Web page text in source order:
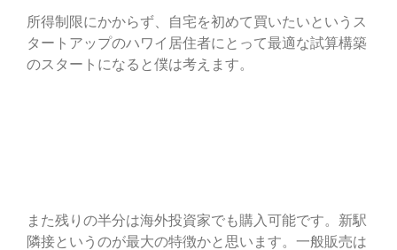
所得制限にかからず、自宅を初めて買いたいというス
タートアップのハワイ居住者にとって最適な試算構築
のスタートになると僕は考えます。
また残りの半分は海外投資家でも購入可能です。新駅
隣接というのが最大の特徴かと思います。一般販売は